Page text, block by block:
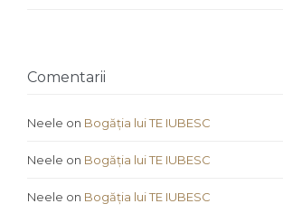
Comentarii
Neele on Bogăția lui TE IUBESC
Neele on Bogăția lui TE IUBESC
Neele on Bogăția lui TE IUBESC